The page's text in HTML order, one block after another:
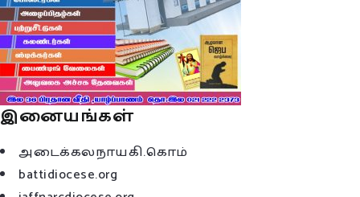
இனையங்கள்
அடைக்கலநாயகி.கொம்
battidiocese.org